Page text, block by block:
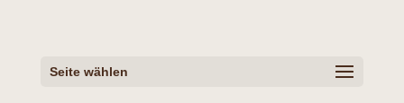
Seite wählen